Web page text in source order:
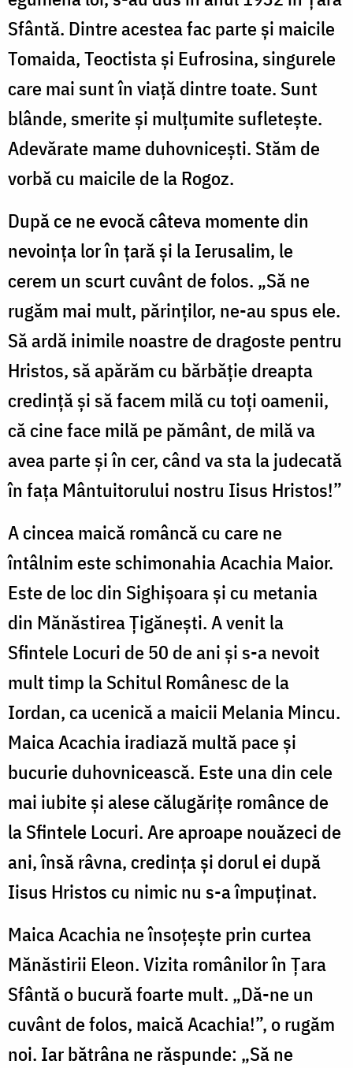
Sfântă. Dintre acestea fac parte și maicile
Tomaida, Teoctista și Eufrosina, singurele
care mai sunt în viață dintre toate. Sunt
blânde, smerite și mulțumite sufletește.
Adevărate mame duhovnicești. Stăm de
vorbă cu maicile de la Rogoz.
După ce ne evocă câteva momente din
nevoința lor în țară și la Ierusalim, le
cerem un scurt cuvânt de folos. „Să ne
rugăm mai mult, părinților, ne-au spus ele.
Să ardă inimile noastre de dragoste pentru
Hristos, să apărăm cu bărbăție dreapta
credință și să facem milă cu toți oamenii,
că cine face milă pe pământ, de milă va
avea parte și în cer, când va sta la judecată
în fața Mântuitorului nostru Iisus Hristos!”
A cincea maică româncă cu care ne
întâlnim este schimonahia Acachia Maior.
Este de loc din Sighișoara și cu metania
din Mănăstirea Țigănești. A venit la
Sfintele Locuri de 50 de ani și s-a nevoit
mult timp la Schitul Românesc de la
Iordan, ca ucenică a maicii Melania Mincu.
Maica Acachia iradiază multă pace și
bucurie duhovnicească. Este una din cele
mai iubite și alese călugărițe românce de
la Sfintele Locuri. Are aproape nouăzeci de
ani, însă râvna, credința și dorul ei după
Iisus Hristos cu nimic nu s-a împuținat.
Maica Acachia ne însoțește prin curtea
Mănăstirii Eleon. Vizita românilor în Țara
Sfântă o bucură foarte mult. „Dă-ne un
cuvânt de folos, maică Acachia!”, o rugăm
noi. Iar bătrâna ne răspunde: „Să ne